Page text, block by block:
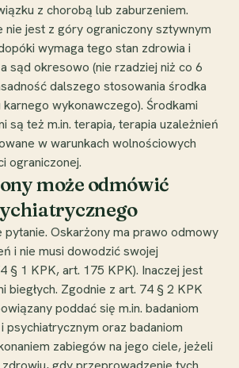
z chorobą lub zaburzeniem.
nie jest z góry ograniczony sztywnym
wymaga tego stan zdrowia i
sąd okresowo (nie rzadziej niż co 6
dalszego stosowania środka
wykonawczego). Środkami
są też m.in. terapia, terapia uzależnień
w warunkach wolnościowych
ograniczonej.
może odmówić
pytanie. Oskarżony ma prawo odmowy
i nie musi dowodzić swojej
§ 1 KPK, art. 175 KPK). Inaczej jest
biegłych. Zgodnie z art. 74 § 2 KPK
poddać się m.in. badaniom
psychiatrycznym oraz badaniom
zabiegów na jego ciele, jeżeli